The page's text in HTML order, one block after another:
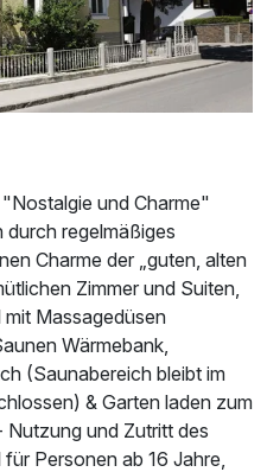
und Charme"
durch regelmäßiges
Charme der „guten, alten
Zimmer und Suiten,
Massagedüsen
Wärmebank,
(Saunabereich bleibt im
& Garten laden zum
Nutzung und Zutritt des
Personen ab 16 Jahre,